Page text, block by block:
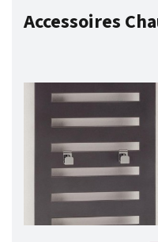
Accessoires